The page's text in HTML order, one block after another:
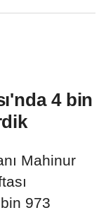
4 bin
Mahinur
973